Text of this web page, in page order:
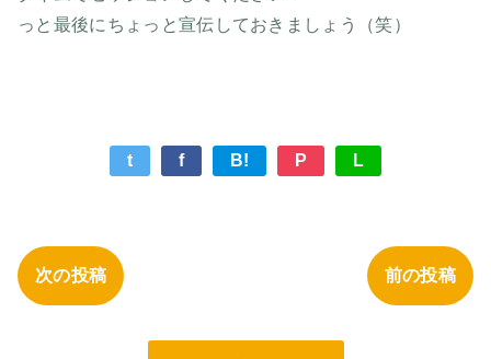
っと最後にちょっと宣伝しておきましょう（笑）
t f B! P L
次の投稿 前の投稿